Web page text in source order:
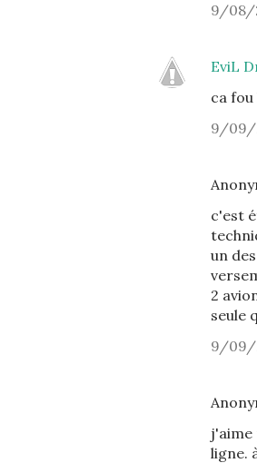
9/08/
EviL
ca
9/09/
c'est
un
2
seule
9/09/
j'aime
ligne.